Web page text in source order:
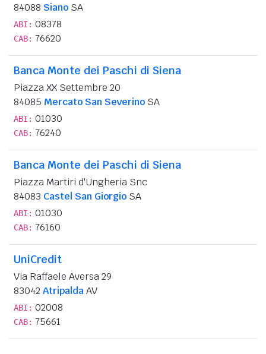
84088 Siano SA
ABI: 08378
CAB: 76620
Banca Monte dei Paschi di Siena
Piazza XX Settembre 20
84085 Mercato San Severino SA
ABI: 01030
CAB: 76240
Banca Monte dei Paschi di Siena
Piazza Martiri d'Ungheria Snc
84083 Castel San Giorgio SA
ABI: 01030
CAB: 76160
UniCredit
Via Raffaele Aversa 29
83042 AtripaldaAV
ABI: 02008
CAB: 75661